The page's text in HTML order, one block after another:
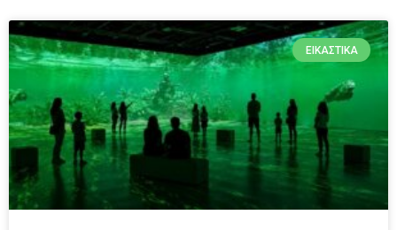
ΕΙΚΑΣΤΙΚΆ